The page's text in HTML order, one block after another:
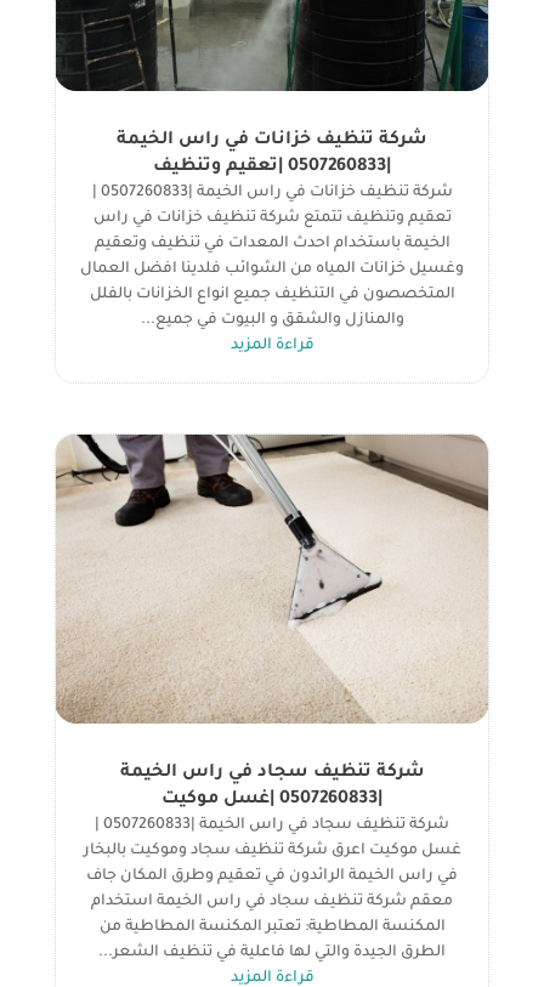
شركة تنظيف خزانات في راس الخيمة
تعقيم وتنظيف تتمتع شركة تنظيف خزانات في راس
الخيمة باستخدام احدث المعدات في تنظيف وتعقيم
وغسيل خزانات المياه من الشوائب فلدينا افضل العمال
المتخصصون في التنظيف جميع انواع الخزانات بالفلل
والمنازل والشقق و البيوت في جميع...
قراءة المزيد
شركة تنظيف سجاد في راس الخيمة
|0507260833 |غسل موكيت
غسل موكيت اعرق شركة تنظيف سجاد وموكيت بالبخار
في راس الخيمة الرائدون في تعقيم وطرق المكان جاف
معقم شركة تنظيف سجاد في راس الخيمة استخدام
المكنسة المطاطية: تعتبر المكنسة المطاطية من
الطرق الجيدة والتي لها فاعلية في تنظيف الشعر...
قراءة المزيد